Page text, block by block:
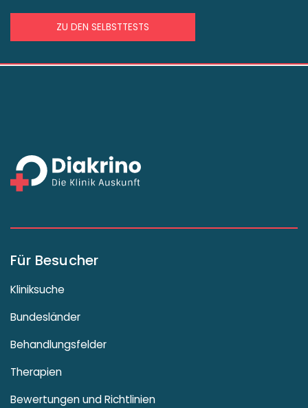
ZU DEN SELBSTTESTS
Für Besucher
Kliniksuche
Bundesländer
Behandlungsfelder
Therapien
Bewertungen und Richtlinien